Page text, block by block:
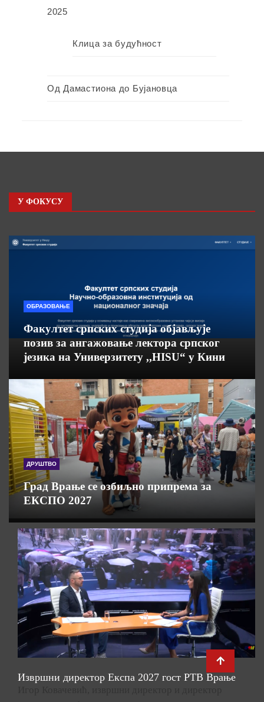
2025
Клица за будућност
Од Дамастиона до Бујановца
У ФОКУСУ
ОБРАЗОВАЊЕ
Факултет српских студија објављује
позив за ангажовање лектора српског
језика на Универзитету ,,HISU“ у Кини
ДРУШТВО
Град Врање се озбиљно припрема за
ЕКСПО 2027
Извршни директор Експа 2027 гост РТВ Врање